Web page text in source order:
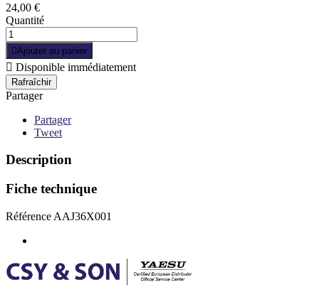
24,00 €
Quantité
Ajouter au panier
 Disponible immédiatement
Partager
Partager
Tweet
Description
Fiche technique
Référence AAJ36X001